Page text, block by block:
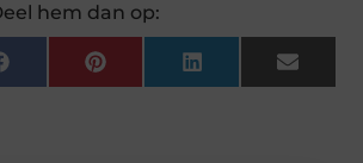
hem dan op:
FacebookPinterestLinkedInEmail